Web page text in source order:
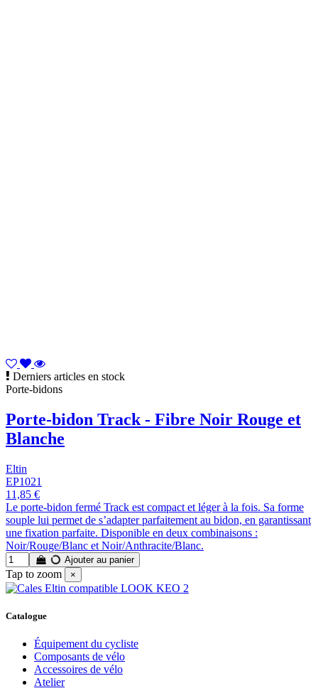
Derniers articles en stock
Porte-bidons
Porte-bidon Track - Fibre Noir Rouge et
Blanche
Eltin
EP1021
11,85 €
Le porte-bidon fermé Track est compact et léger à la fois. Sa forme
souple lui permet de s’adapter parfaitement au bidon, en garantissant
une fixation parfaite. Disponible en deux combinaisons :
Noir/Rouge/Blanc et Noir/Anthracite/Blanc.
Ajouter au panier
Tap to zoom ×
Catalogue
Équipement du cycliste
Composants de vélo
Accessoires de vélo
Atelier